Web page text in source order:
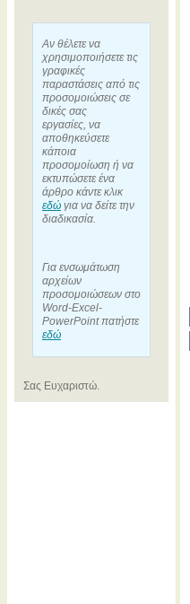
Αν θέλετε να
χρησιμοποιήσετε τις
γραφικές
παραστάσεις από τις
προσομοιώσεις σε
δικές σας
εργασίες, να
αποθηκεύσετε
κάποια
προσομοίωση ή να
εκτυπώσετε ένα
άρθρο κάντε κλικ
εδώ για να δείτε την
διαδικασία.
Για ενσωμάτωση
αρχείων
προσομοιώσεων στο
Word-Excel-
PowerPoint πατήστε
εδώ
Σας Ευχαριστώ.